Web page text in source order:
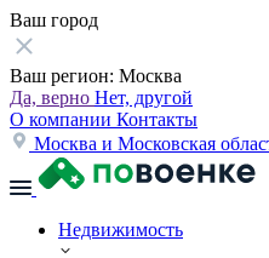
Ваш город
Ваш регион: Москва
Да, верно Нет, другой
О компании Контакты
Москва и Московская
Недвижимость